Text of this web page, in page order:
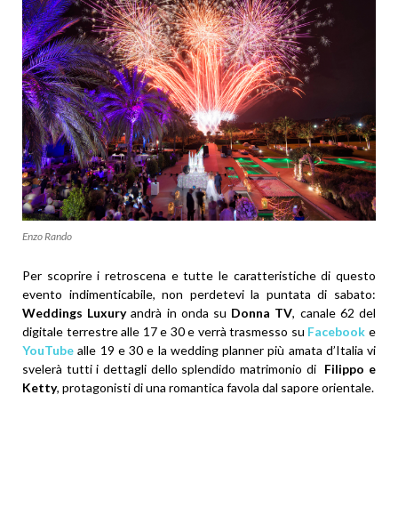
Enzo Rando
Per scoprire i retroscena e tutte le caratteristiche di questo
evento indimenticabile, non perdetevi la puntata di sabato:
Weddings Luxuryandrà in onda su Donna TV, canale 62 del
digitale terrestre alle 17 e 30 e verrà trasmesso su Facebook e
YouTube alle 19 e 30 e la wedding planner più amata d’Italia vi
svelerà tutti i dettagli dello splendido matrimonio di Filippo e
Ketty, protagonisti di una romantica favola dal sapore orientale.